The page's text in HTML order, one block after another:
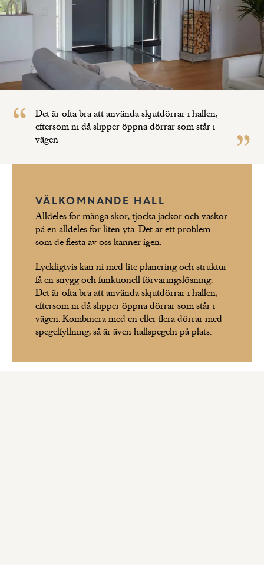
Trivselhus gedigna
byggkvalitet
Det är ofta bra att använda skjutdörrar i hallen,
eftersom ni då slipper öppna dörrar som står i
vägen
VÄLKOMNANDE HALL
Alldeles för många skor, tjocka jackor och väskor
på en alldeles för liten yta. Det är ett problem
som de flesta av oss känner igen.
Lyckligtvis kan ni med lite planering och struktur
få en snygg och funktionell förvaringslösning.
Det är ofta bra att använda skjutdörrar i hallen,
eftersom ni då slipper öppna dörrar som står i
vägen. Kombinera med en eller flera dörrar med
spegelfyllning, så är även hallspegeln på plats.